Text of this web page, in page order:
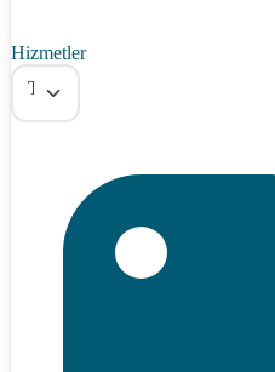
Hizmetler
Tümü